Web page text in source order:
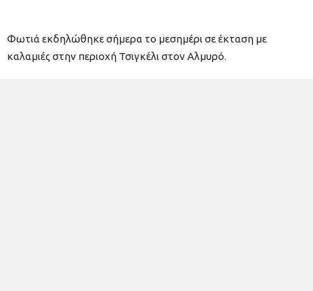
Φωτιά εκδηλώθηκε σήμερα το μεσημέρι σε έκταση με
καλαμιές στην περιοχή Τσιγκέλι στον Αλμυρό.